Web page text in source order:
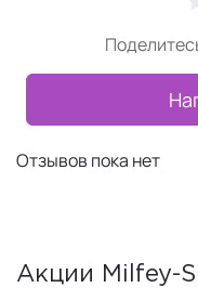
Отзывов пока нет
Акции Milfey-